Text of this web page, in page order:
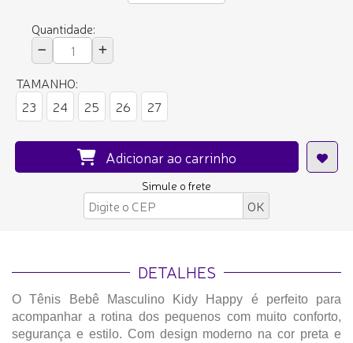
Quantidade:
TAMANHO:
23
24 25 26 27
Adicionar ao carrinho
Simule o frete
DETALHES
O Tênis Bebê Masculino Kidy Happy é perfeito para
acompanhar a rotina dos pequenos com muito conforto,
segurança e estilo. Com design moderno na cor preta e